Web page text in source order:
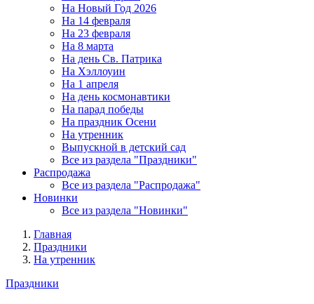
На Новый Год 2026
На 14 февраля
На 23 февраля
На 8 марта
На день Св. Патрика
На Хэллоуин
На 1 апреля
На день космонавтики
На парад победы
На праздник Осени
На утренник
Выпускной в детский сад
Все из раздела "Праздники"
Распродажа
Все из раздела "Распродажа"
Новинки
Все из раздела "Новинки"
Главная
Праздники
На утренник
Праздники